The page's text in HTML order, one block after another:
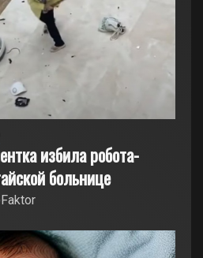
избила робота-
больнице